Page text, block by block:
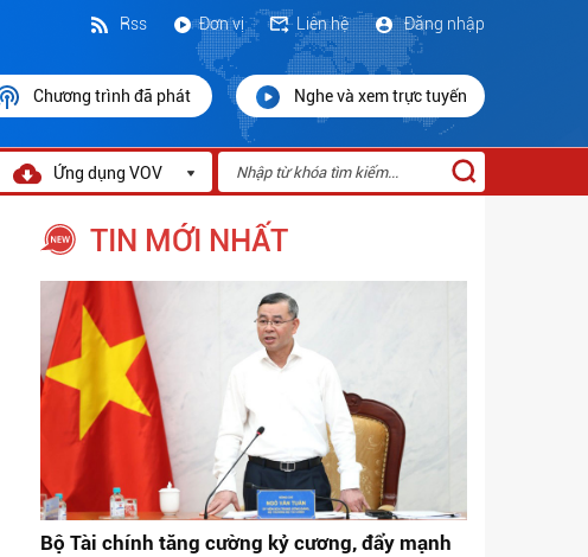
Đăng nhập
Liên hệ
Đơn vị
Rss
Chương trình đã phát Nghe và xem trực tuyến
Ứng dụng VOV
TIN MỚI NHẤT
Bộ Tài chính tăng cường kỷ cương, đẩy mạnh